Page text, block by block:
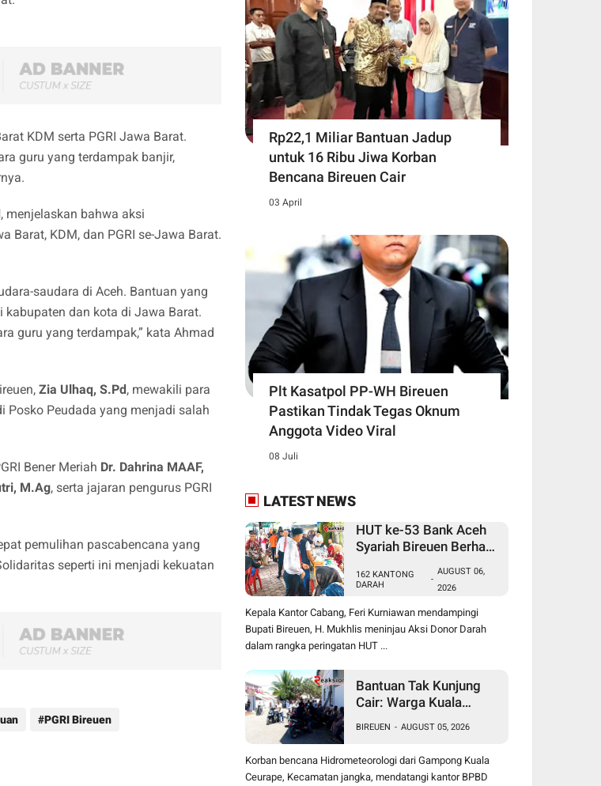
KDM serta PGRI Jawa Barat.
guru yang terdampak banjir,
, menjelaskan bahwa aksi
Barat, KDM, dan PGRI se-Jawa Barat.
saudara di Aceh. Bantuan yang
kabupaten dan kota di Jawa Barat.
guru yang terdampak,” kata Ahmad
Zia Ulhaq, S.Pd , mewakili para
Posko Peudada yang menjadi salah
Bener Meriah Dr. Dahrina MAAF,
M.Ag, serta jajaran pengurus PGRI
pemulihan pascabencana yang
seperti ini menjadi kekuatan
PGRI Bireuen
Rp22,1 Miliar Bantuan Jadup
untuk 16 Ribu Jiwa Korban
Bencana Bireuen Cair
03 April
Plt Kasatpol PP-WH Bireuen
Pastikan Tindak Tegas Oknum
Anggota Video Viral
08 Juli
LATEST NEWS
HUT ke-53 Bank Aceh
Syariah Bireuen Berhasil
Kantong Darah
162 KANTONG
DARAH
-
AUGUST 06,
2026
Kepala Kantor Cabang, Feri Kurniawan mendampingi
Bupati Bireuen, H. Mukhlis meninjau Aksi Donor Darah
dalam rangka peringatan HUT ...
Bantuan Tak Kunjung
Cair: Warga Kuala
Tenda di Kantor BPBD
BIREUEN - AUGUST 05, 2026
Korban bencana Hidrometeorologi dari Gampong Kuala
Ceurape, Kecamatan jangka, mendatangi kantor BPBD